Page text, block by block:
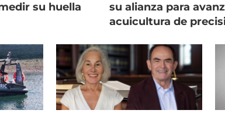
su huella
su alianza para
acuicultura de